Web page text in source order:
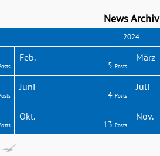
News Archiv
2024
Feb.
5 Posts
März
Juni
4 Posts
Juli
Okt.
13 Posts
Nov.